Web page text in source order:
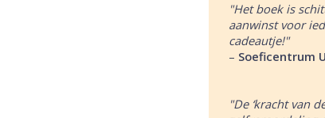
"Het boek is
aanwinst voor
cadeautje!"
– Soeficentrum
"De ‘kracht van